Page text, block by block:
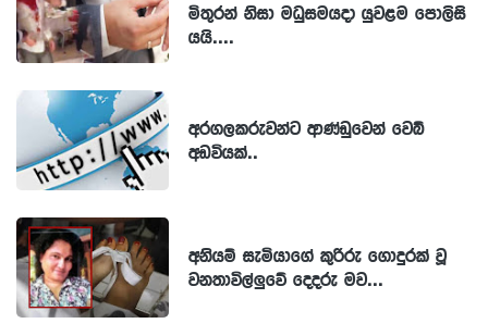
මිතුරන් නිසා මධුසමයදා යුවළම පොලිසි
යයි....
අරගලකරුවන්ට ආණ්ඩුවෙන් වෙබ්
අඩවියක්..
අනියම් සැමියාගේ කුරිරු ගොදුරක් වූ
වනතාවිල්ලුවේ දෙදරු මව...